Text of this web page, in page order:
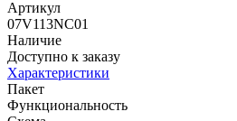
Артикул
07V113NC01
Наличие
Доступно к заказу
Характеристики
Пакет
Функциональность